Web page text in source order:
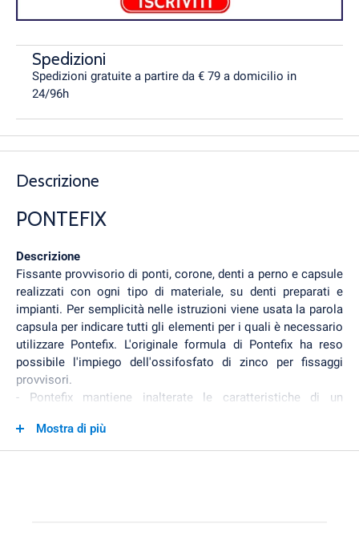
Spedizioni
Spedizioni gratuite a partire da € 79 a domicilio in
24/96h
Descrizione
PONTEFIX
Descrizione
Fissante provvisorio di ponti, corone, denti a perno e capsule
realizzati con ogni tipo di materiale, su denti preparati e
impianti. Per semplicità nelle istruzioni viene usata la parola
capsula per indicare tutti gli elementi per i quali è necessario
utilizzare Pontefix. L'originale formula di Pontefix ha reso
possibile l'impiego dell'ossifosfato di zinco per fissaggi
provvisori.
- Pontefix mantiene inalterate le caratteristiche di un
- Pontefix non danneggia in nessun caso le capsule.
- Il prodotto è monouso.
Mostra di più